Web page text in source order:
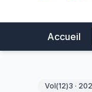
Accueil
Vol(12)3 ·